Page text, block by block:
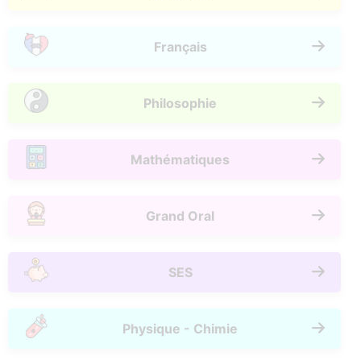
Français
Philosophie
Mathématiques
Grand Oral
SES
Physique - Chimie